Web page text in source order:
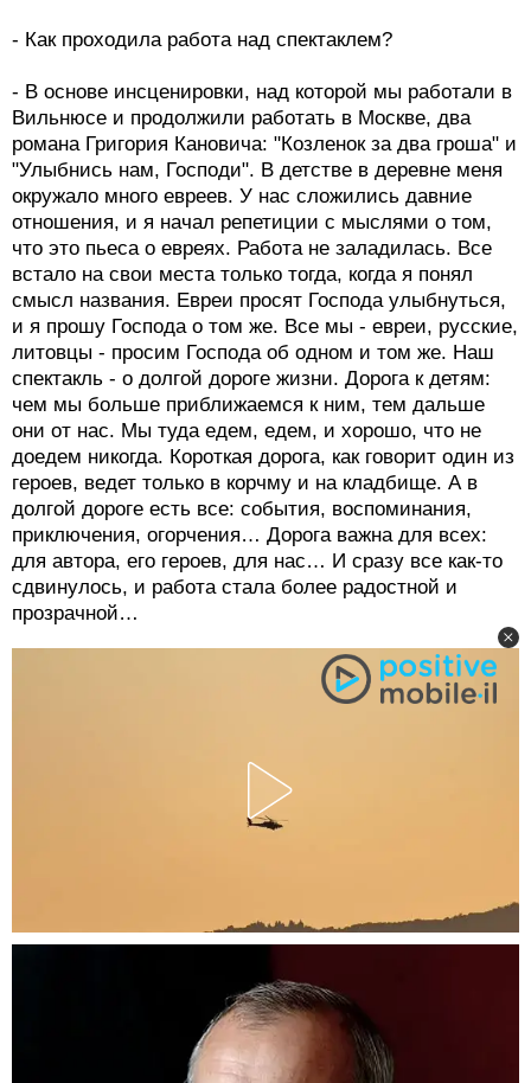
- Как проходила работа над спектаклем?
- В основе инсценировки, над которой мы работали в
Вильнюсе и продолжили работать в Москве, два
романа Григория Кановича: "Козленок за два гроша" и
"Улыбнись нам, Господи". В детстве в деревне меня
окружало много евреев. У нас сложились давние
отношения, и я начал репетиции с мыслями о том,
что это пьеса о евреях. Работа не заладилась. Все
встало на свои места только тогда, когда я понял
смысл названия. Евреи просят Господа улыбнуться,
и я прошу Господа о том же. Все мы - евреи, русские,
литовцы - просим Господа об одном и том же. Наш
спектакль - о долгой дороге жизни. Дорога к детям:
чем мы больше приближаемся к ним, тем дальше
они от нас. Мы туда едем, едем, и хорошо, что не
доедем никогда. Короткая дорога, как говорит один из
героев, ведет только в корчму и на кладбище. А в
долгой дороге есть все: события, воспоминания,
приключения, огорчения… Дорога важна для всех:
для автора, его героев, для нас… И сразу все как-то
сдвинулось, и работа стала более радостной и
прозрачной…